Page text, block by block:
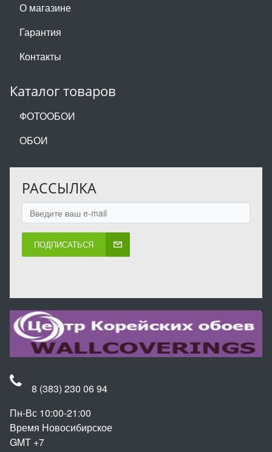
О магазине
Гарантия
Контакты
Каталог товаров
ФОТООБОИ
ОБОИ
РАССЫЛКА
ПОДПИСАТЬСЯ
8 (383) 230 06 94
Пн-Вс 10:00-21:00
Время Новосибирское
GMT +7